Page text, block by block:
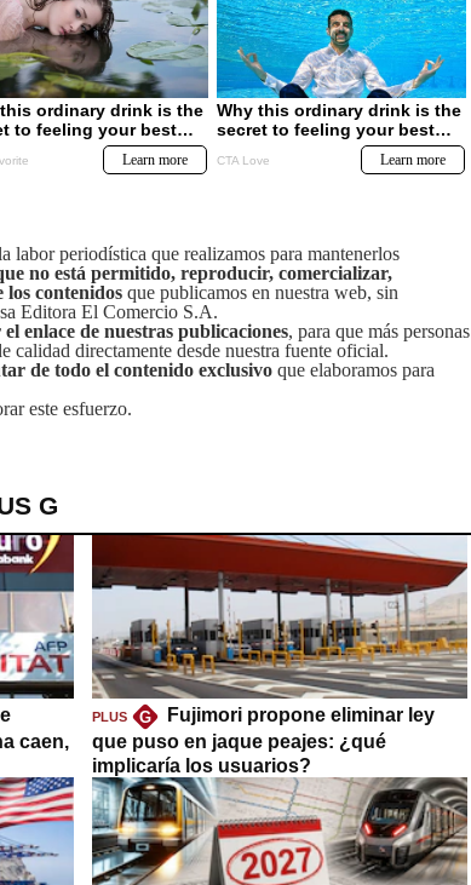
labor periodística que realizamos para mantenerlos
no está permitido, reproducir, comercializar,
contenidos que publicamos en nuestra web, sin
Editora El Comercio S.A.
enlace de nuestras publicaciones, para que más personas
calidad directamente desde nuestra fuente oficial.
de todo el contenido exclusivo que elaboramos para
este esfuerzo.
G
caen,
PLUS G
Fujimori propone eliminar ley
que puso en jaque peajes: ¿qué
implicaría los usuarios?